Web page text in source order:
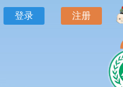
登录 注册